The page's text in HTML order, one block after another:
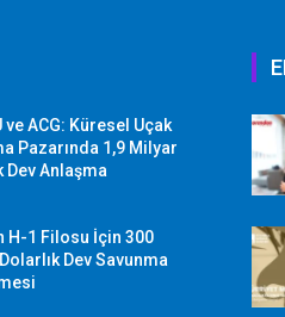
ve ACG: Küresel Uçak
Pazarında 1,9 Milyar
Dev Anlaşma
H-1 Filosu İçin 300
Dev Savunma